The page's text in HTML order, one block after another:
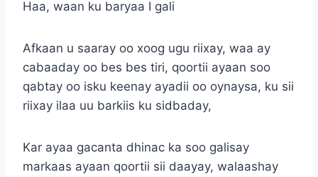
Haa, waan ku baryaa I gali
Afkaan u saaray oo xoog ugu riixay, waa ay
cabaaday oo bes bes tiri, qoortii ayaan soo
qabtay oo isku keenay ayadii oo oynaysa, ku sii
riixay ilaa uu barkiis ku sidbaday,
Kar ayaa gacanta dhinac ka soo galisay
markaas ayaan qoortii sii daayay, walaashay